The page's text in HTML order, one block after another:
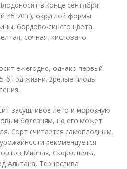
в конце сентября.
45-70 г), округлой формы.
бордово-синего цвета.
сочная, кисловато-
ежегодно, однако первый
6 год жизни. Зрелые плоды
засушливое лето и морозную
болезням, но его может
Сорт считается самоплодным,
рекомендуется
Мирная, Скороспелка
Альтана, Тернослива